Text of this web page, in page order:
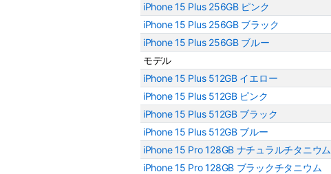
iPhone 15 Plus 256GB ピンク
iPhone 15 Plus 256GB ブラック
iPhone 15 Plus 256GB ブルー
モデル
iPhone 15 Plus 512GB イエロー
iPhone 15 Plus 512GB ピンク
iPhone 15 Plus 512GB ブラック
iPhone 15 Plus 512GB ブルー
iPhone 15 Pro 128GB ナチュラルチタニウム
iPhone 15 Pro 128GB ブラックチタニウム